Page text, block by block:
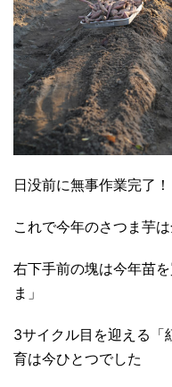
日没前に無事作業完了！
これで今年のさつま芋
右下手前の塊は今年苗
ま」
3サイクル目を迎える「
育は今ひとつでした